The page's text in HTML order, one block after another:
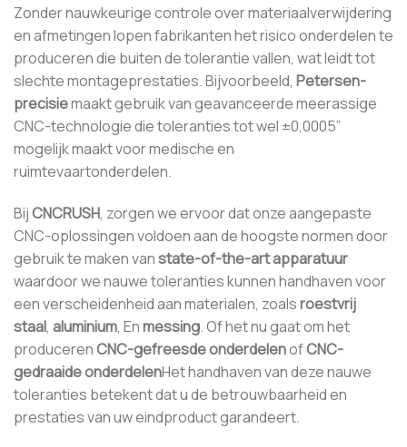
Zonder nauwkeurige controle over materiaalverwijdering
en afmetingen lopen fabrikanten het risico onderdelen te
produceren die buiten de tolerantie vallen, wat leidt tot
slechte montageprestaties. Bijvoorbeeld, Petersen-
precisiemaakt gebruik van geavanceerde meerassige
CNC-technologie die toleranties tot wel ±0,0005”
mogelijk maakt voor medische en
ruimtevaartonderdelen.
BijCNCRUSH, zorgen we ervoor dat onze aangepaste
CNC-oplossingen voldoen aan de hoogste normen door
gebruik te maken vanstate-of-the-art apparatuur
waardoor we nauwe toleranties kunnen handhaven voor
een verscheidenheid aan materialen, zoalsroestvrij
staal, aluminium, Enmessing. Of het nu gaat om het
producerenCNC-gefreesde onderdelenofCNC-
gedraaide onderdelenHet handhaven van deze nauwe
toleranties betekent dat u de betrouwbaarheid en
prestaties van uw eindproduct garandeert.